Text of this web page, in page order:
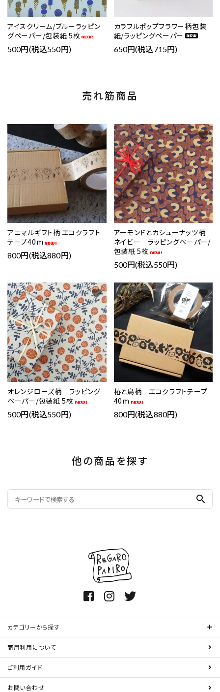
アイスクリーム/ブルーラッピン
グペーパー/包装紙 5枚
500円(税込550円)
カラフルポップフラワー柄包装
紙/ラッピングペーパー
650円(税込715円)
売れ筋商品
アニマルギフト柄 エコクラフト
テープ40m
800円(税込880円)
favorite
アーモンドとカシューナッツ柄
ネイビー ラッピングペーパー/
包装紙 5枚
500円(税込550円)
favorite
オレンジローズ柄 ラッピング
ペーパー/包装紙 5枚
500円(税込550円)
favorite
椿と鳥柄 エコクラフトテープ
40m
800円(税込880円)
favorite
他の商品を探す
search
カテゴリーから探す
商用利用について
ご利用ガイド
お問い合わせ